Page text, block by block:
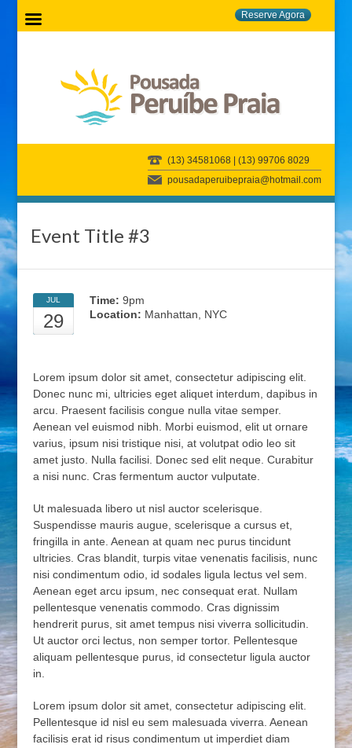
Reserve Agora
(13) 34581068 | (13) 99706 8029
pousadaperuibepraia@hotmail.com
Event Title #3
JUL
29
Time: 9pm
Location: Manhattan, NYC
Lorem ipsum dolor sit amet, consectetur adipiscing elit.
Donec nunc mi, ultricies eget aliquet interdum, dapibus in
arcu. Praesent facilisis congue nulla vitae semper.
Aenean vel euismod nibh. Morbi euismod, elit ut ornare
varius, ipsum nisi tristique nisi, at volutpat odio leo sit
amet justo. Nulla facilisi. Donec sed elit neque. Curabitur
a nisi nunc. Cras fermentum auctor vulputate.
Ut malesuada libero ut nisl auctor scelerisque.
Suspendisse mauris augue, scelerisque a cursus et,
fringilla in ante. Aenean at quam nec purus tincidunt
ultricies. Cras blandit, turpis vitae venenatis facilisis, nunc
nisi condimentum odio, id sodales ligula lectus vel sem.
Aenean eget arcu ipsum, nec consequat erat. Nullam
pellentesque venenatis commodo. Cras dignissim
hendrerit purus, sit amet tempus nisi viverra sollicitudin.
Ut auctor orci lectus, non semper tortor. Pellentesque
aliquam pellentesque purus, id consectetur ligula auctor
in.
Lorem ipsum dolor sit amet, consectetur adipiscing elit.
Pellentesque id nisl eu sem malesuada viverra. Aenean
facilisis erat id risus condimentum ut imperdiet diam